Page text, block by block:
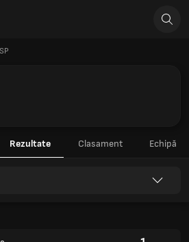
Rezultate Clasament Echipă